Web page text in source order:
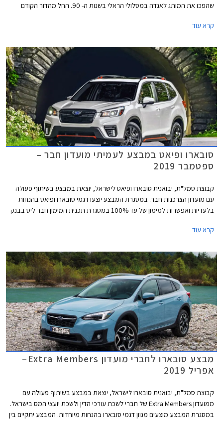
שהפכו את המותג לאגדה במסלולי הראלי בשנות ה- 90. החל מהדור הקודם
ומתחדש גם במראה חדש לחלוטין שאינו זהה לסובארו אימפרזה הנוכחית.
קרא עוד
סובארו ופיאט במבצע לעמיתי מועדון חבר –
ספטמבר 2019
קבוצת סמל"ת, יבואנית סובארו ופיאט לישראל, יוצאת במבצע בשיתוף פעולה
עם מועדון הצרכנות חבר. במסגרת המבצע יוצעו דגמי סובארו ופיאט בהנחות
בלעדיות ואפשרות למימון של עד 100% במסגרת תכנית המימון חבר ליס בבנק
אולמות התצוגה של סובארו ופיאט ברחבי הארץ.
קרא עוד
מבצע סובארו לחברי מועדון Extra Members–
אפריל 2019
קבוצת סמל"ת, יבואנית סובארו לישראל, יוצאת במבצע בשיתוף פעולה עם
ממועדון Extra Members של חברי לשכת עורכי הדין ולשכת יועצי המס בישראל.
במסגרת המבצע מוצעים מגוון דגמי סובארו בהנחות מיוחדות. המבצע יתקיים בין